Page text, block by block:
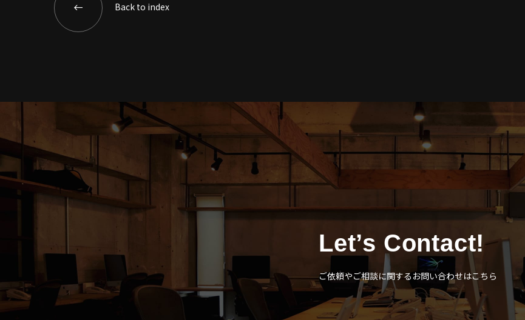
Back to index
Let’s Contact!
ご依頼やご相談に関するお問い合わせはこちら